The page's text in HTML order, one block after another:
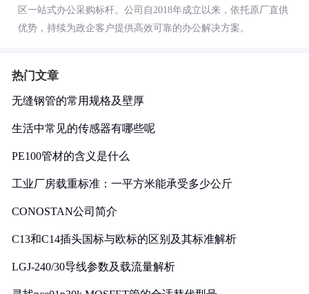
区一站式办公采购标杆。公司自2018年成立以来，依托原厂直供
优势，持续为政企客户提供高效可靠的办公解决方案。
热门文章
无缝钢管的常用规格及壁厚
生活中常见的传感器有哪些呢
PE100管材的含义是什么
工业厂房载重标准：一平方米能承受多少公斤
CONOSTAN公司简介
C13和C14插头国标与欧标的区别及其标准解析
LGJ-240/30导线参数及载流量解析